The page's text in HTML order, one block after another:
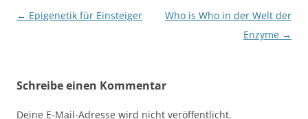
Beitragsnavigation
← Epigenetik für Einsteiger
Who is Who in der Welt der
Enzyme →
Schreibe einen Kommentar
Deine E-Mail-Adresse wird nicht veröffentlicht.